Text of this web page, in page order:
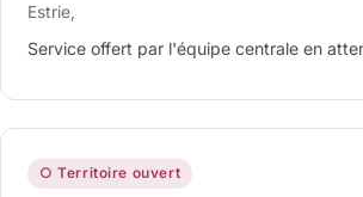
Estrie,
Service offert par l'équipe centrale en
○ Territoire ouvert